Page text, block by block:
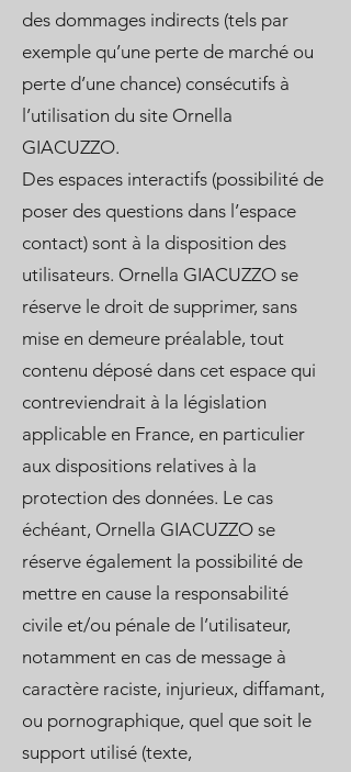
des dommages indirects (tels par
exemple qu’une perte de marché ou
perte d’une chance) consécutifs à
l’utilisation du site Ornella
GIACUZZO.
Des espaces interactifs (possibilité de
poser des questions dans l’espace
contact) sont à la disposition des
utilisateurs. Ornella GIACUZZO se
réserve le droit de supprimer, sans
mise en demeure préalable, tout
contenu déposé dans cet espace qui
contreviendrait à la législation
applicable en France, en particulier
aux dispositions relatives à la
protection des données. Le cas
échéant, Ornella GIACUZZO se
réserve également la possibilité de
mettre en cause la responsabilité
civile et/ou pénale de l’utilisateur,
notamment en cas de message à
caractère raciste, injurieux, diffamant,
ou pornographique, quel que soit le
support utilisé (texte,